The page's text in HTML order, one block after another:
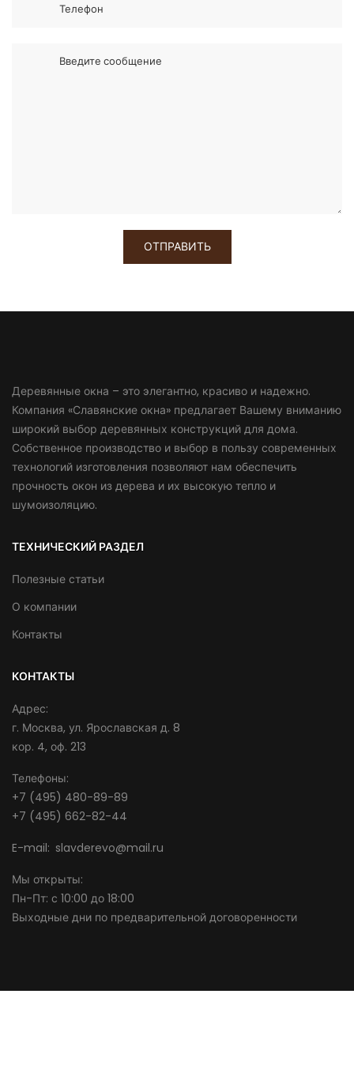
Телефон
Введите сообщение
ОТПРАВИТЬ
Деревянные окна – это элегантно, красиво и надежно.
Компания «Славянские окна» предлагает Вашему вниманию
широкий выбор деревянных конструкций для дома.
Собственное производство и выбор в пользу современных
технологий изготовления позволяют нам обеспечить
прочность окон из дерева и их высокую тепло и
шумоизоляцию.
ТЕХНИЧЕСКИЙ РАЗДЕЛ
Полезные статьи
О компании
Контакты
КОНТАКТЫ
Адрес
г. Москва, ул. Ярославская д. 8
кор. 4, оф. 213
Телефоны
+7 (495) 480-89-89
+7 (495) 662-82-44
E-mail slavderevo@mail.ru
Мы открыты
Пн-Пт: с 10:00 до 18:00
Выходные дни по предварительной договоренности